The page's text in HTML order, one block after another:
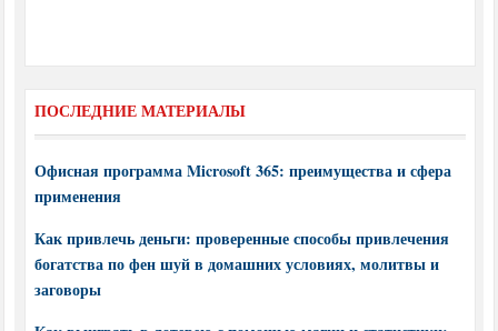
ПОСЛЕДНИЕ МАТЕРИАЛЫ
Офисная программа Microsoft 365: преимущества и сфера
применения
Как привлечь деньги: проверенные способы привлечения
богатства по фен шуй в домашних условиях, молитвы и
заговоры